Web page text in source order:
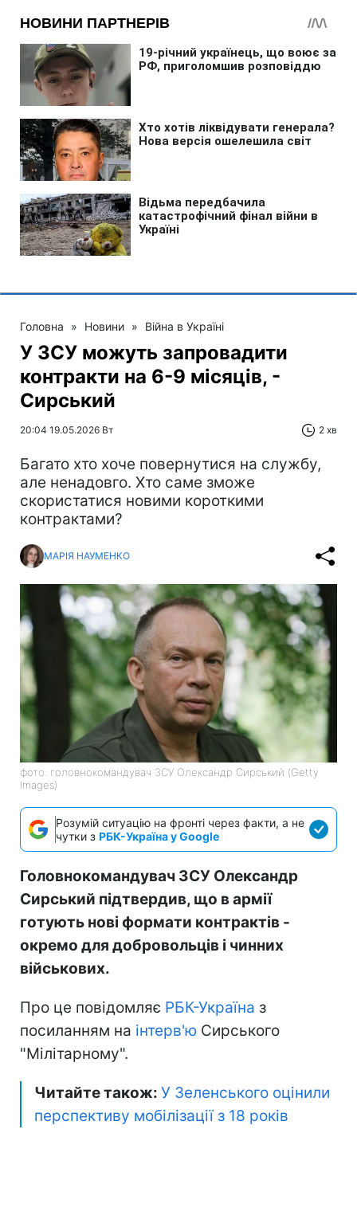
Головна » Новини » Війна в Україні
У ЗСУ можуть запровадити
контракти на 6-9 місяців, -
Сирський
20:04 19.05.2026 Вт 2 хв
Багато хто хоче повернутися на службу,
але ненадовго. Хто саме зможе
скористатися новими короткими
контрактами?
МАРІЯ НАУМЕНКО
фото: головнокомандувач ЗСУ Олександр Сирський (Getty
Images)
Розумій ситуацію на фронті через факти, а не
чутки з РБК-Україна у Google
Головнокомандувач ЗСУ Олександр
Сирський підтвердив, що в армії
готують нові формати контрактів -
окремо для добровольців і чинних
військових.
Про це повідомляє РБК-Україна з
посиланням на інтерв'ю Сирського
"Мілітарному".
Читайте також: У Зеленського оцінили
перспективу мобілізації з 18 років